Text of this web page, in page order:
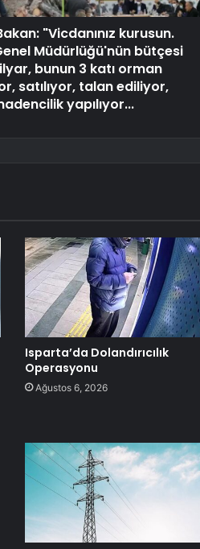
"Vicdanınız kurusun.
Müdürlüğü'nün bütçesi
bunun 3 katı orman
satılıyor, talan ediliyor,
yapılıyor...
Isparta’da Dolandırıcılık
Operasyonu
Ağustos 6, 2026